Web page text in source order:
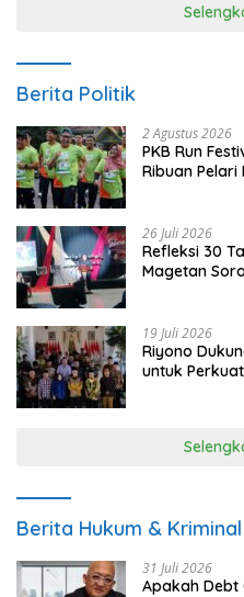
Berita Politik
2 Agustus 2026
PKB Run
Ribuan Pelari
26 Juli 2026
Refleksi 30
Magetan
19 Juli 2026
Riyono
untuk
Berita Hukum & Kriminal
31 Juli 2026
Apakah Debt